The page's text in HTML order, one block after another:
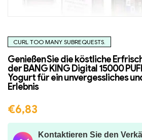
CURL TOO MANY SUBREQUESTS.
Genießen Sie die köstliche
der BANG KING Digital 15000
Yogurt für ein unvergessliches
Erlebnis
€6,83
Kontaktieren Sie den